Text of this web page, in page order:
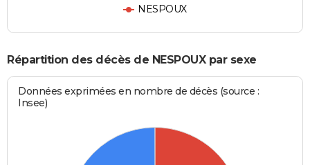
NESPOUX
Répartition des décès de NESPOUX par sexe
Données exprimées en nombre de décès (source :
Insee)